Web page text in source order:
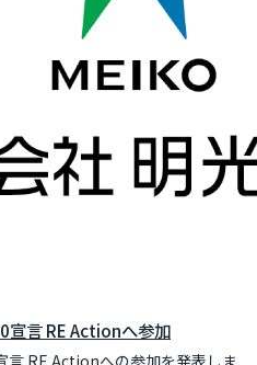
宣言 RE Actionへ参加
RE Actionへの参加を発表しま